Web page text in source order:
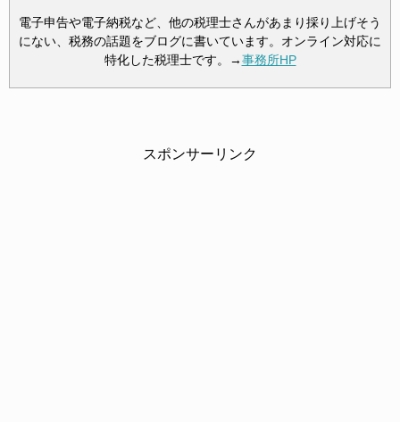
電子申告や電子納税など、他の税理士さんがあまり採り上げそう
にない、税務の話題をブログに書いています。オンライン対応に
特化した税理士です。→事務所HP
スポンサーリンク